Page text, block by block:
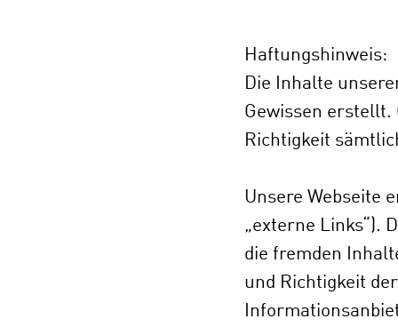
Haftungshinweis:
Die Inhalte
Gewissen
Richtigkeit
Unsere Webseite
„externe Links“).
die fremden
und Richtigkeit